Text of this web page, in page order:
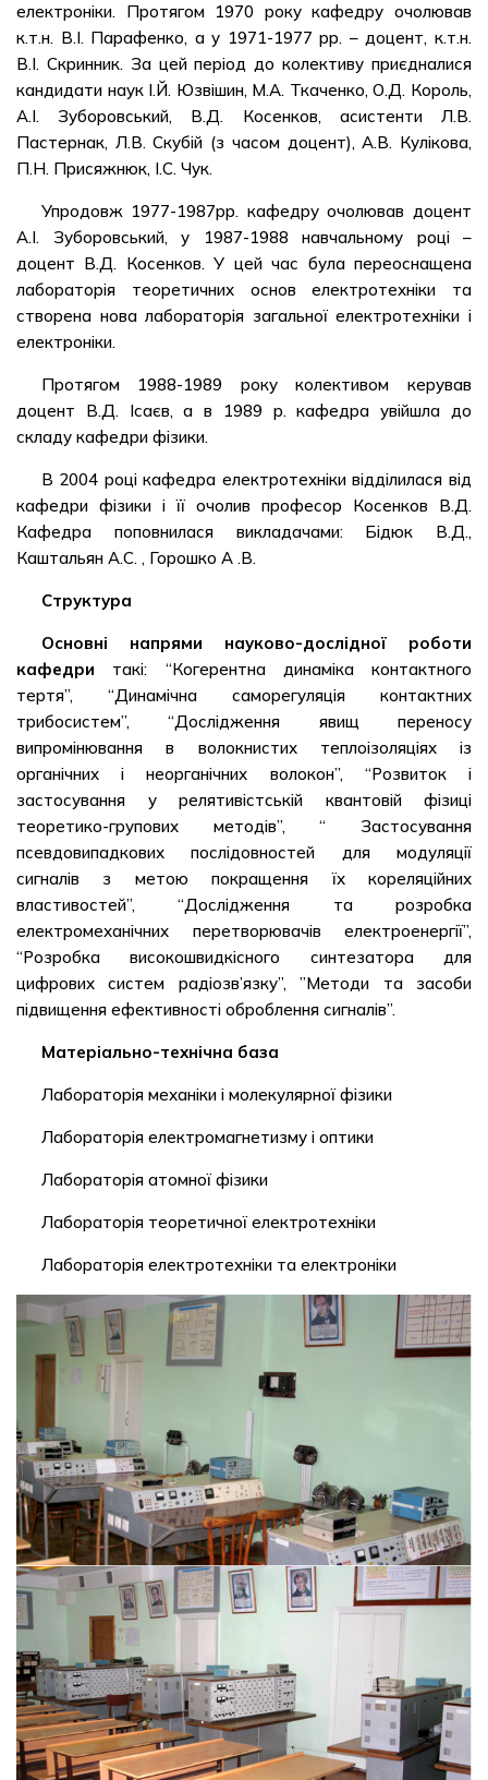
електроніки. Протягом 1970 року кафедру очолював
к.т.н. В.І. Парафенко, а у 1971-1977 рр. – доцент, к.т.н.
В.І. Скринник. За цей період до колективу приєдналися
кандидати наук І.Й. Юзвішин, М.А. Ткаченко, О.Д. Король,
А.І. Зуборовський, В.Д. Косенков, асистенти Л.В.
Пастернак, Л.В. Скубій (з часом доцент), А.В. Кулікова,
П.Н. Присяжнюк, І.С. Чук.
Упродовж 1977-1987рр. кафедру очолював доцент
А.І. Зуборовський, у 1987-1988 навчальному році –
доцент В.Д. Косенков. У цей час була переоснащена
лабораторія теоретичних основ електротехніки та
створена нова лабораторія загальної електротехніки і
електроніки.
Протягом 1988-1989 року колективом керував
доцент В.Д. Ісаєв, а в 1989 р. кафедра увійшла до
складу кафедри фізики.
В 2004 році кафедра електротехніки відділилася від
кафедри фізики і її очолив професор Косенков В.Д.
Кафедра поповнилася викладачами: Бідюк В.Д.,
Каштальян А.С. , Горошко А .В.
Структура
Основні напрями науково-дослідної роботи
кафедри такі: “Когерентна динаміка контактного
тертя”, “Динамічна саморегуляція контактних
трибосистем”, “Дослідження явищ переносу
випромінювання в волокнистих теплоізоляціях із
органічних і неорганічних волокон”, “Розвиток і
застосування у релятивістській квантовій фізиці
теоретико-групових методів”, “ Застосування
псевдовипадкових послідовностей для модуляції
сигналів з метою покращення їх кореляційних
властивостей”, “Дослідження та розробка
електромеханічних перетворювачів електроенергії”,
“Розробка високошвидкісного синтезатора для
цифрових систем радіозв’язку”, ”Методи та засоби
підвищення ефективності оброблення сигналів”.
Матеріально-технічна база
Лабораторія механіки і молекулярної фізики
Лабораторія електромагнетизму і оптики
Лабораторія атомної фізики
Лабораторія теоретичної електротехніки
Лабораторія електротехніки та електроніки